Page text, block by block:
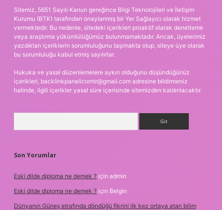
Sitemiz, 5651 Sayılı Kanun gereğince Bilgi Teknolojileri ve İletişim
Kurumu (BTK) tarafından onaylanmış bir Yer Sağlayıcı olarak hizmet
vermektedir. Bu nedenle, sitedeki içerikleri proaktif olarak denetleme
veya araştırma yükümlülüğümüz bulunmamaktadır. Ancak, üyelerimiz
yazdıkları içeriklerin sorumluluğunu taşımakta olup, siteye üye olarak
bu sorumluluğu kabul etmiş sayılırlar.
Hukuka ve yasal düzenlemelere aykırı olduğunu düşündüğünüz
içerikleri, backlinkpanelicomtr@gmail.com adresine bildirmeniz
halinde, ilgili içerikler yasal süre içerisinde sitemizden kaldırılacaktır.
Son Yorumlar
Eski dilde diploma ne demek ? için admin
Eski dilde diploma ne demek ? için Belgin
Dünyanın Güneş etrafında döndüğü fikrini ilk kez ortaya atan bilim